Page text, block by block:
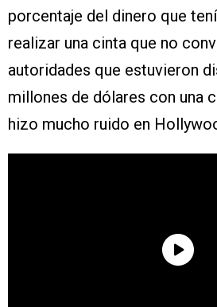
porcentaje del dinero que
realizar una cinta que no
autoridades que estuvieron
millones de dólares con una
hizo mucho ruido en